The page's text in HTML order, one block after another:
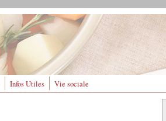
Infos Utiles Vie sociale